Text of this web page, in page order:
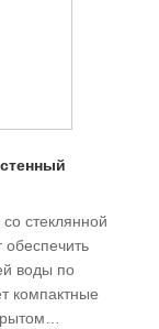
стеклянной
воды по
компактные